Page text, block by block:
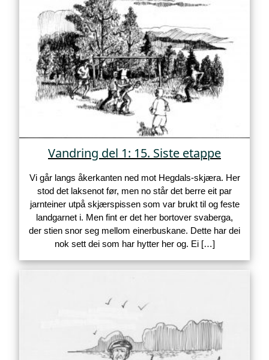
Vandring del 1: 15. Siste etappe
Vi går langs åkerkanten ned mot Hegdals-skjæra. Her
stod det laksenot før, men no står det berre eit par
jarnteiner utpå skjærspissen som var brukt til og feste
landgarnet i. Men fint er det her bortover svaberga,
der stien snor seg mellom einerbuskane. Dette har dei
nok sett dei som har hytter her og. Ei […]